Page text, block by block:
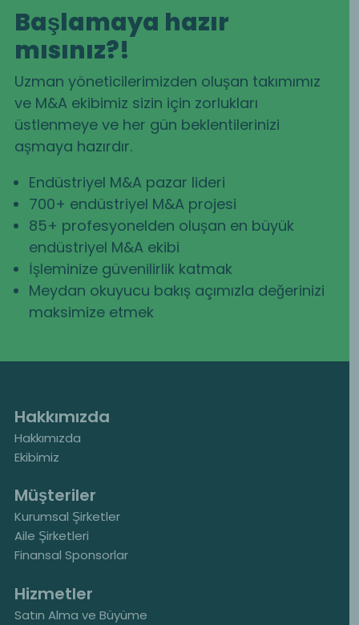
Başlamaya hazır
mısınız?!
Uzman yöneticilerimizden oluşan takımımız
ve M&A ekibimiz sizin için zorlukları
üstlenmeye ve her gün beklentilerinizi
aşmaya hazırdır.
Endüstriyel M&A pazar lideri
700+ endüstriyel M&A projesi
85+ profesyonelden oluşan en büyük
endüstriyel M&A ekibi
İşleminize güvenilirlik katmak
Meydan okuyucu bakış açımızla değerinizi
maksimize etmek
Hakkımızda
Hakkımızda
Ekibimiz
Müşteriler
Kurumsal Şirketler
Aile Şirketleri
Finansal Sponsorlar
Hizmetler
Satın Alma ve Büyüme